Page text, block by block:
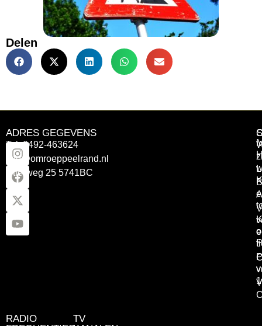
Delen
ADRES GEGEVENS
Tel: 0492-463624
info@omroeppeelrand.nl
Otterweg 25 5741BC
RADIO
TV